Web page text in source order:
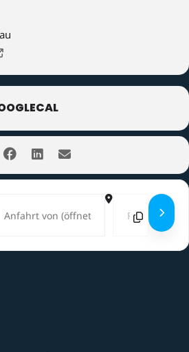
- Silvesterball 2025/26 []Destination